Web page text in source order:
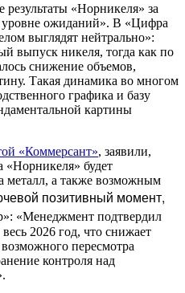
«Норникеля» за
уровне ожиданий». В «Цифра
выглядят нейтрально»:
выпуск никеля, тогда как по
снижение объемов,
Такая динамика во многом
графика и базу
картины
«Коммерсант», заявили,
«Норникеля» будет
металл, а также возможным
позитивный момент,
«Менеджмент подтвердил
2026 год, что снижает
пересмотра
контроля над